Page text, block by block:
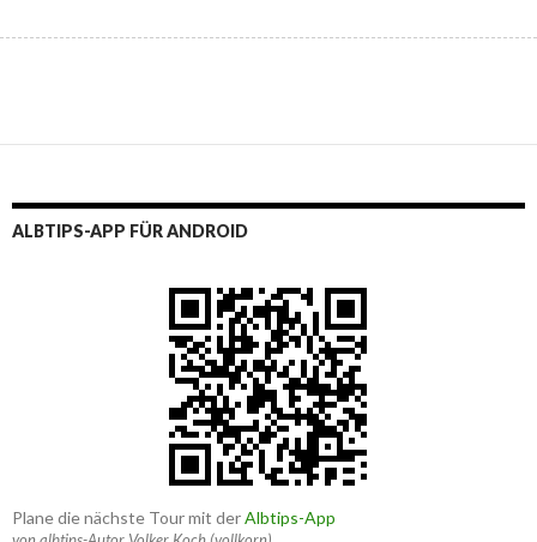
ALBTIPS-APP FÜR ANDROID
Plane die nächste Tour mit derAlbtips-App